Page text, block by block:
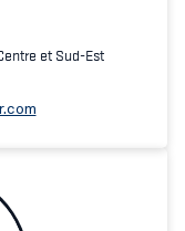
et Sud-Est